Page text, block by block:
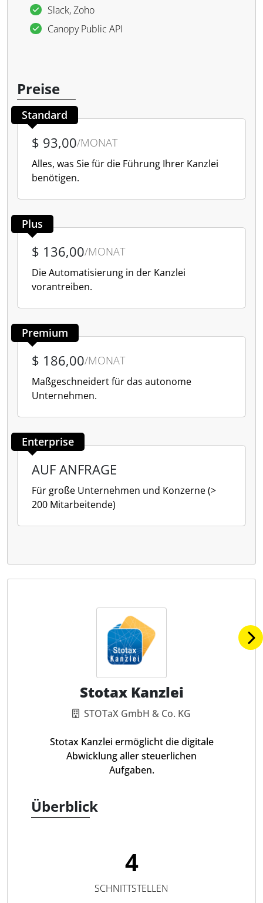
Slack, Zoho
Canopy Public API
Preise
Standard
$ 93,00/MONAT
Alles, was Sie für die Führung Ihrer Kanzlei
benötigen.
Plus
$ 136,00/MONAT
Die Automatisierung in der Kanzlei
vorantreiben.
Premium
$ 186,00/MONAT
Maßgeschneidert für das autonome
Unternehmen.
Enterprise
AUF ANFRAGE
Für große Unternehmen und Konzerne (>
200 Mitarbeitende)
Stotax Kanzlei
STOTaX GmbH & Co. KG
Stotax Kanzlei ermöglicht die digitale
Abwicklung aller steuerlichen
Aufgaben.
Überblick
4
SCHNITTSTELLEN